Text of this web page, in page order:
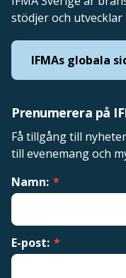
stödjer och utvecklar
IFMAs globala
Prenumerera på
Få tillgång till
till evenemang och
Namn: *
E-post: *